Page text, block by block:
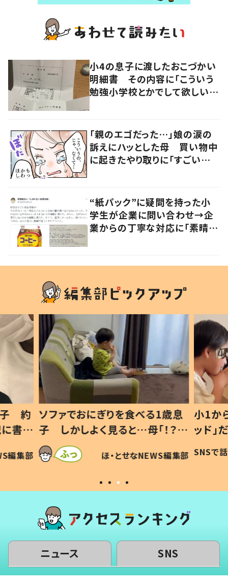
小4の息子に渡したおこづかい
明細書 その内容に「こういう
勉強小学校とかでして欲しい」
「親のエゴだった…」娘の涙の
訴えにハッとした母 買い物中
に起きたやり取りに「すごい分
“紙パック”に疑問を持った小
学生が企業に問い合わせ→企
業からの丁寧な対応に「素晴ら
歳息
？」
編集部
小1から不登校、息子は「ギフテ
ッド」だった 父が“ウチ給食”を
作り続ける理由とは #令和の親
#令和の子
SNSで話題 ほ・とせなNEWS編集部
ひ孫
が、抱
「涙
い」
ニュース SNS